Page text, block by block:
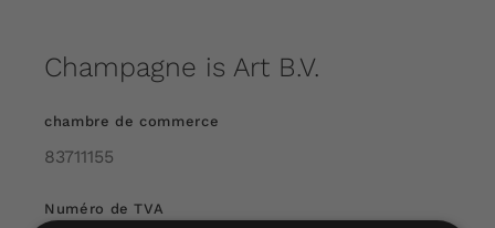
A propos de nous
Champagne is Art B.V.
chambre de commerce
83711155
Numéro de TVA